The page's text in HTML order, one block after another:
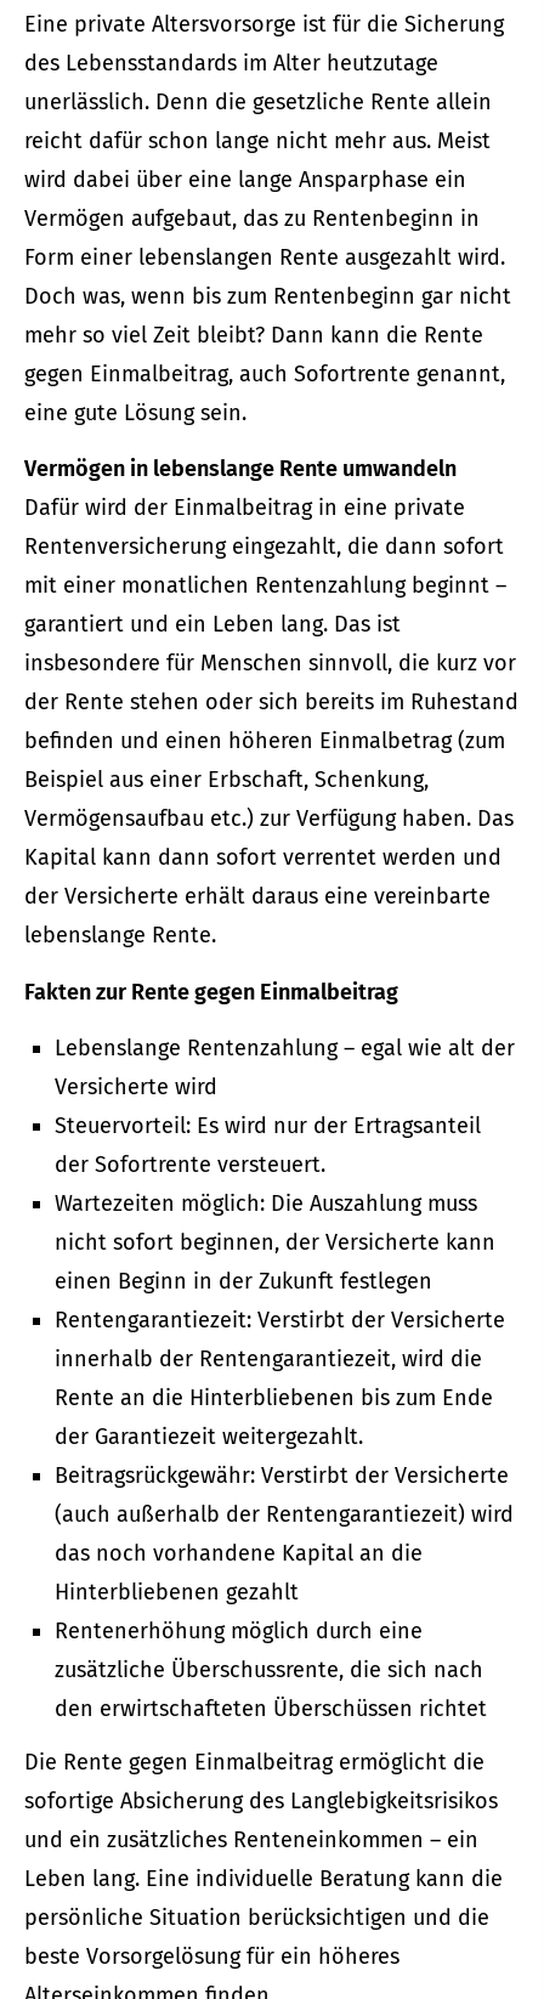
Eine private Alters­vorsorge ist für die Sicherung
des Lebensstandards im Alter heutzutage
unerlässlich. Denn die gesetzliche Rente allein
reicht dafür schon lange nicht mehr aus. Meist
wird dabei über eine lange Ansparphase ein
Vermögen aufgebaut, das zu Rentenbeginn in
Form einer lebenslangen Rente ausgezahlt wird.
Doch was, wenn bis zum Rentenbeginn gar nicht
mehr so viel Zeit bleibt? Dann kann die Rente
gegen Einmalbeitrag, auch Sofortrente genannt,
eine gute Lösung sein.
Vermögen in lebenslange Rente umwandeln
Dafür wird der Einmalbeitrag in eine private
Rentenversicherung eingezahlt, die dann sofort
mit einer monatlichen Rentenzahlung beginnt –
garantiert und ein Leben lang. Das ist
insbesondere für Menschen sinnvoll, die kurz vor
der Rente stehen oder sich bereits im Ruhestand
befinden und einen höheren Einmalbetrag (zum
Beispiel aus einer Erbschaft, Schenkung,
Vermögensaufbau etc.) zur Verfügung haben. Das
Kapital kann dann sofort verrentet werden und
der Versicherte erhält daraus eine vereinbarte
lebenslange Rente.
Fakten zur Rente gegen Einmalbeitrag
Lebenslange Rentenzahlung – egal wie alt der
Versicherte wird
Steuervorteil: Es wird nur der Ertragsanteil
der Sofortrente versteuert.
Wartezeiten möglich: Die Auszahlung muss
nicht sofort beginnen, der Versicherte kann
einen Beginn in der Zukunft festlegen
Rentengarantiezeit: Verstirbt der Versicherte
innerhalb der Rentengarantiezeit, wird die
Rente an die Hinterbliebenen bis zum Ende
der Garantiezeit weitergezahlt.
Beitragsrückgewähr: Verstirbt der Versicherte
(auch außerhalb der Rentengarantiezeit) wird
das noch vorhandene Kapital an die
Hinterbliebenen gezahlt
Rentenerhöhung möglich durch eine
zusätzliche Überschussrente, die sich nach
den erwirtschafteten Überschüssen richtet
Die Rente gegen Einmalbeitrag ermöglicht die
sofortige Absicherung des Langlebigkeitsrisikos
und ein zusätzliches Renteneinkommen – ein
Leben lang. Eine individuelle Beratung kann die
persönliche Situation berücksichtigen und die
beste Vorsorgelösung für ein höheres